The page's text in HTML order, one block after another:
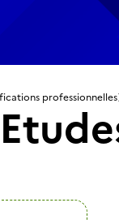
professionnelles